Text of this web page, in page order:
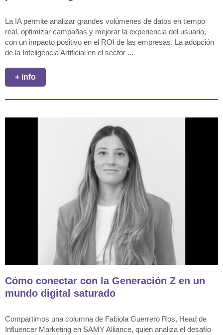
La IA permite analizar grandes volúmenes de datos en tiempo
real, optimizar campañas y mejorar la experiencia del usuario,
con un impacto positivo en el ROI de las empresas. La adopción
de la Inteligencia Artificial en el sector ...
+ info
Cómo conectar con la Generación Z en un
mundo digital saturado
Compartimos una columna de Fabiola Guerrero Ros, Head de
Influencer Marketing en SAMY Alliance, quien analiza el desafío